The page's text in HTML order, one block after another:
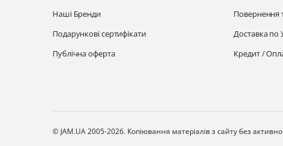
Наші Бренди
Подарункові сертифікати
Публічна оферта
Повернення
Доставка по
Кредит /
© JAM.UA 2005-2026. Копіювання матеріалів з сайту без